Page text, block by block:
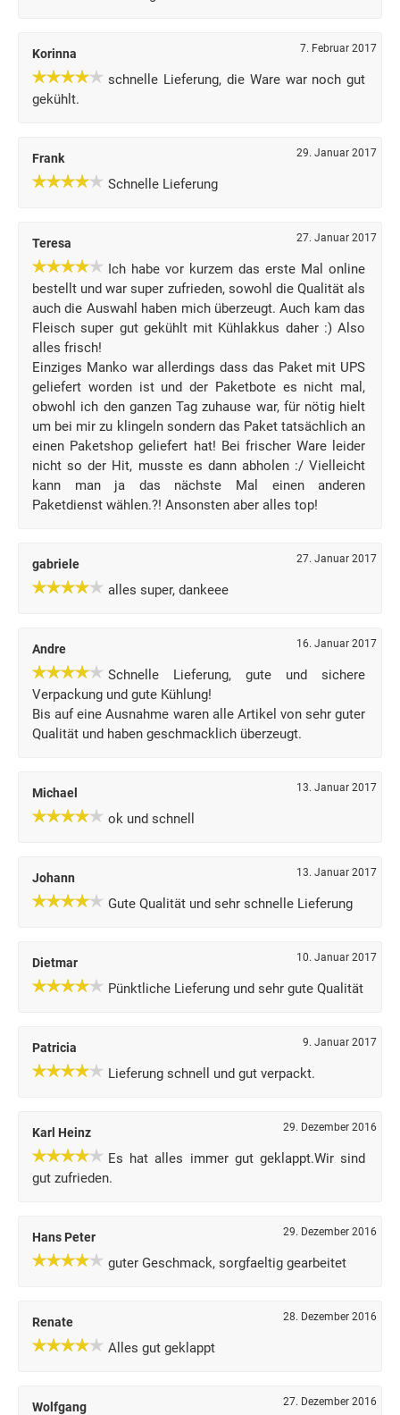
Korinna 7. Februar 2017
schnelle Lieferung, die Ware war noch gut
gekühlt.
Frank 29. Januar 2017
Schnelle Lieferung
Teresa 27. Januar 2017
Ich habe vor kurzem das erste Mal online
bestellt und war super zufrieden, sowohl die Qualität als
auch die Auswahl haben mich überzeugt. Auch kam das
Fleisch super gut gekühlt mit Kühlakkus daher :) Also
alles frisch!
Einziges Manko war allerdings dass das Paket mit UPS
geliefert worden ist und der Paketbote es nicht mal,
obwohl ich den ganzen Tag zuhause war, für nötig hielt
um bei mir zu klingeln sondern das Paket tatsächlich an
einen Paketshop geliefert hat! Bei frischer Ware leider
nicht so der Hit, musste es dann abholen :/ Vielleicht
kann man ja das nächste Mal einen anderen
Paketdienst wählen.?! Ansonsten aber alles top!
gabriele 27. Januar 2017
alles super, dankeee
Andre 16. Januar 2017
Schnelle Lieferung, gute und sichere
Verpackung und gute Kühlung!
Bis auf eine Ausnahme waren alle Artikel von sehr guter
Qualität und haben geschmacklich überzeugt.
Michael 13. Januar 2017
ok und schnell
Johann 13. Januar 2017
Gute Qualität und sehr schnelle Lieferung
Dietmar 10. Januar 2017
Pünktliche Lieferung und sehr gute Qualität
Patricia 9. Januar 2017
Lieferung schnell und gut verpackt.
Karl Heinz 29. Dezember 2016
Es hat alles immer gut geklappt.Wir sind
gut zufrieden.
Hans Peter 29. Dezember 2016
guter Geschmack, sorgfaeltig gearbeitet
Renate 28. Dezember 2016
Alles gut geklappt
Wolfgang 27. Dezember 2016